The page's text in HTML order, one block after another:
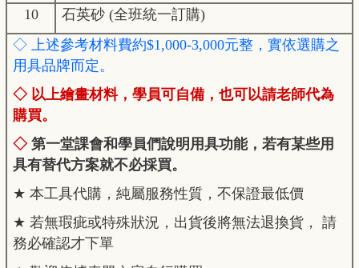
10
石英砂 (全班統一訂購)
◇ 上述參考材料費約$1,000-3,000元整，實依選購之
用具品牌而定。
◇ 以上繪畫材料，學員可自備，也可以請老師代為
購買。
◇ 第一堂課會和學員們說明用具功能，若有某些用
具有替代方案就不必採買。
★ 本工具代購，純屬服務性質，不保證最低價
★ 若無瑕疵或特殊狀況，出貨後將無法退換貨， 請
務必確認才下單